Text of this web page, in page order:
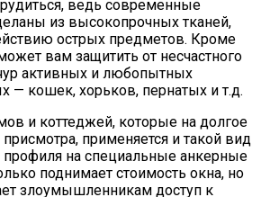
ведь современные
из высокопрочных тканей,
острых предметов. Кроме
вам защитить от несчастного
активных и любопытных
— кошек, хорьков, пернатых и т.д.
и коттеджей, которые на долгое
применяется и такой вид
на специальные анкерные
поднимает стоимость окна, но
злоумышленникам доступ к